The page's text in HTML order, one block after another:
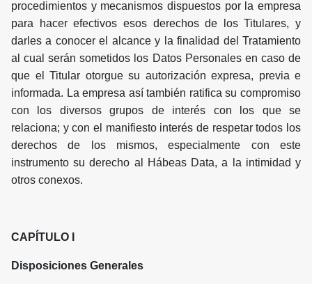
procedimientos y mecanismos dispuestos por la empresa
para hacer efectivos esos derechos de los Titulares, y
darles a conocer el alcance y la finalidad del Tratamiento
al cual serán sometidos los Datos Personales en caso de
que el Titular otorgue su autorización expresa, previa e
informada. La empresa así también ratifica su compromiso
con los diversos grupos de interés con los que se
relaciona; y con el manifiesto interés de respetar todos los
derechos de los mismos, especialmente con este
instrumento su derecho al Hábeas Data, a la intimidad y
otros conexos.
CAPÍTULO I
Disposiciones Generales